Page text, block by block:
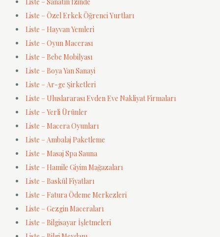
Liste – Özel Erkek Öğrenci Yurtları
Liste – Hayvan Yemleri
Liste – Oyun Macerası
Liste – Bebe Mobilyası
Liste – Boya Yan Sanayi
Liste – Ar-ge Şirketleri
Liste – Uluslararası Evden Eve Nakliyat Firmaları
Liste – Yerli Ürünler
Liste – Macera Oyunları
Liste – Ambalaj Paketleme
Liste – Masaj Spa Sauna
Liste – Hamile Giyim Mağazaları
Liste – Baskül Fiyatları
Liste – Fatura Ödeme Merkezleri
Liste – Gezgin Maceraları
Liste – Bilgisayar İşletmeleri